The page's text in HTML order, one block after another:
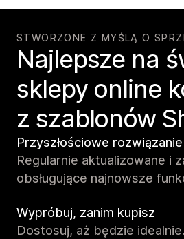
STWORZONE Z MYŚLĄ O
Najlepsze na
sklepy online
z szablonów
Przyszłościowe rozwiązanie
Regularnie aktualizowane i
obsługujące najnowsze
Wypróbuj, zanim kupisz
Dostosuj, aż będzie